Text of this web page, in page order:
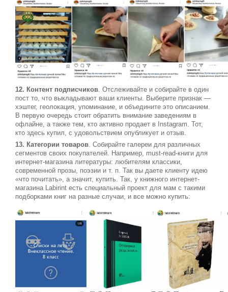
12. Контент подписчиков. Отслеживайте и собирайте в один
пост то, что выкладывают ваши клиенты. Выберите признак —
хэштег, геолокация, упоминание, и объедините это описанием.
В первую очередь стоит обратить внимание заведениям в
офлайне, а также тем, кто активно продает в Instagram. Тот,
кто здесь купил, с удовольствием опубликует и отзыв.
13. Категории товаров. Собирайте галереи для различных
сегментов своих покупателей. Например, must-read-книги для
интернет-магазина литературы: любителям классики,
современной прозы, поэзии и т. п. Так вы даете клиенту идею
«что почитать», а значит, купить. Так, у книжного интернет-
магазина Labirint есть специальный проект для мам с такими
подборками книг на разные случаи, и все можно купить: